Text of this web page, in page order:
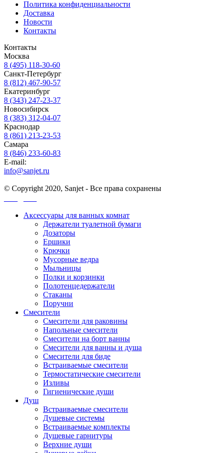
Политика конфиденциальности
Доставка
Новости
Контакты
Контакты
Москва
8 (495) 118-30-60
Санкт-Петербург
8 (812) 467-90-57
Екатеринбург
8 (343) 247-23-37
Новосибирск
8 (383) 312-04-07
Краснодар
8 (861) 213-23-53
Самара
8 (846) 233-60-83
E-mail:
info@sanjet.ru
© Copyright 2020, Sanjet - Все права сохранены
Аксессуары для ванных комнат
Держатели туалетной бумаги
Дозаторы
Ершики
Крючки
Мусорные ведра
Мыльницы
Полки и корзинки
Полотенцедержатели
Стаканы
Поручни
Смесители
Смесители для раковины
Напольные смесители
Смесители на борт ванны
Смесители для ванны и душа
Смесители для биде
Встраиваемые смесители
Термостатические смесители
Изливы
Гигиенические души
Душ
Встраиваемые смесители
Душевые системы
Встраиваемые комплекты
Душевые гарнитуры
Верхние души